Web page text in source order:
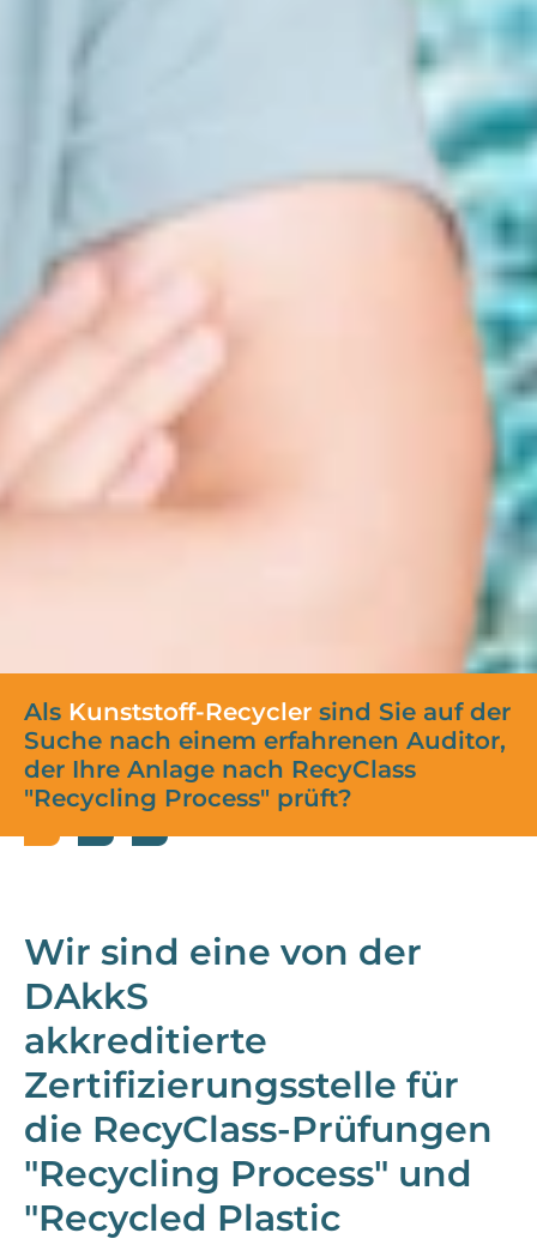
Als Kunststoff-Recycler sind Sie auf der
Suche nach einem erfahrenen Auditor,
der Ihre Anlage nach RecyClass
"Recycling Process" prüft?
Wir sind eine von der
DAkkS
akkreditierte
Zertifizierungsstelle für
die RecyClass-Prüfungen
"Recycling Process" und
"Recycled Plastic